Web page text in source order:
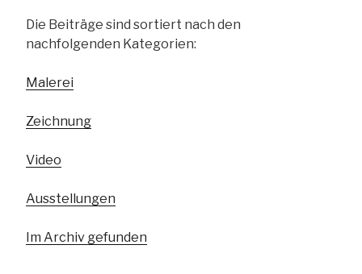
Die Beiträge sind sortiert nach den
nachfolgenden Kategorien:
Malerei
Zeichnung
Video
Ausstellungen
Im Archiv gefunden